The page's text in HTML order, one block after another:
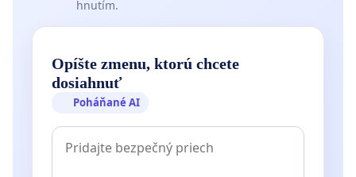
hnutím.
Opíšte zmenu, ktorú chcete
dosiahnuť
Poháňané AI